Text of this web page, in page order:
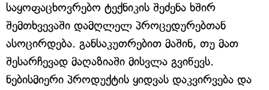
საყოფაცხოვრებო ტექნიკის შეძენა ხშირ
შემთხვევაში დამღლელ პროცედურებთან
ასოცირდება. განსაკუთრებით მაშინ, თუ მათ
შესარჩევად მაღაზიაში მისვლა გვიწევს.
ნებისმიერი პროდუქტის ყიდვას დაკვირვება და